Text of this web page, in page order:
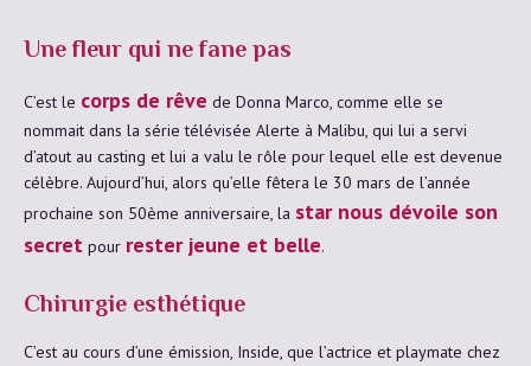
Une fleur qui ne fane pas
C’est le corps de rêve de Donna Marco, comme elle se
nommait dans la série télévisée Alerte à Malibu, qui lui a servi
d’atout au casting et lui a valu le rôle pour lequel elle est devenue
célèbre. Aujourd’hui, alors qu’elle fêtera le 30 mars de l’année
prochaine son 50ème anniversaire, la star nous dévoile son
secret pour rester jeune et belle.
Chirurgie esthétique
C’est au cours d’une émission, Inside, que l’actrice et playmate chez